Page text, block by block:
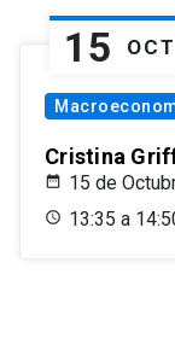
15 OCT
Cristina
15 de
13:35 a